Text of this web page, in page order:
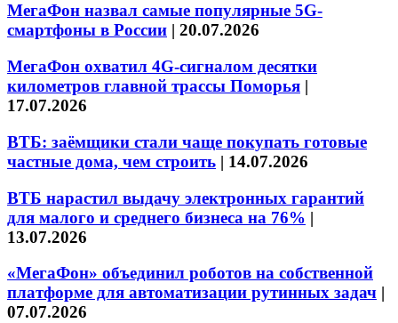
МегаФон назвал самые популярные 5G-
смартфоны в России | 20.07.2026
МегаФон охватил 4G-сигналом десятки
километров главной трассы Поморья |
17.07.2026
ВТБ: заёмщики стали чаще покупать готовые
частные дома, чем строить | 14.07.2026
ВТБ нарастил выдачу электронных гарантий
для малого и среднего бизнеса на 76% |
13.07.2026
«МегаФон» объединил роботов на собственной
платформе для автоматизации рутинных задач |
07.07.2026